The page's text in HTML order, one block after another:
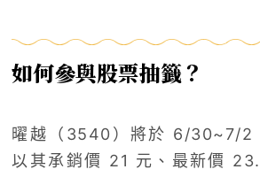
如何參與股票抽籤？
曜越（3540）將於 6/30~7/2
以其承銷價 21 元、最新價